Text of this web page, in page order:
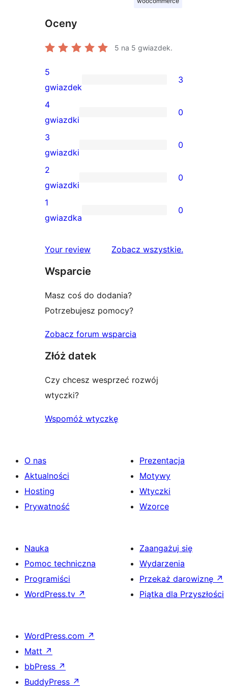
Oceny
5 na 5 gwiazdek.
3
recenzje
5-
gwiazdkowe
5
gwiazdek
3
0
recenzji
4-
gwiazdkowych
4
gwiazdki
0
0
recenzji
3-
gwiazdkowych
3
gwiazdki
0
0
recenzji
2-
2
gwiazdki
0
0
1-
1
gwiazdka
0
Your review Zobacz wszystkierecenzje
.
Wsparcie
Masz coś do dodania?
Potrzebujesz pomocy?
Zobacz forum wsparcia
Złóż datek
Czy chcesz wesprzeć rozwój
wtyczki?
Wspomóż wtyczkę
O nas
Aktualności
Hosting
Prywatność
Prezentacja
Motywy
Wtyczki
Wzorce
Nauka
Pomoc techniczna
Programiści
WordPress.tv ↗
Zaangażuj się
Wydarzenia
Przekaż darowiznę ↗
Piątka dla Przyszłości
WordPress.com ↗
Matt ↗
bbPress ↗
BuddyPress ↗